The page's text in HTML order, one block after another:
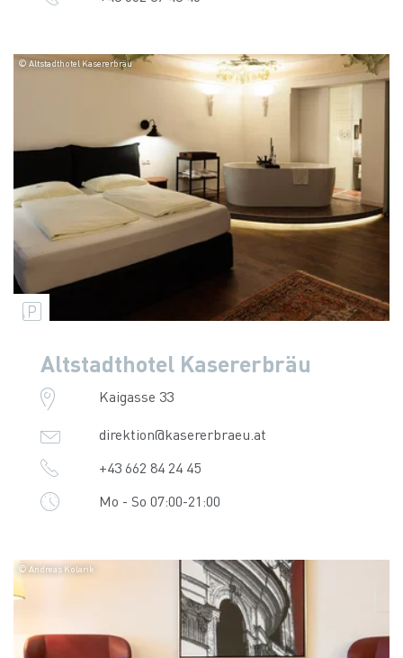
© Altstadthotel Kasererbräu
Altstadthotel Kasererbräu
Kaigasse 33
direktion@kasererbraeu.at
+43 662 84 24 45
Mo - So 07:00-21:00
© Andreas Kolarik